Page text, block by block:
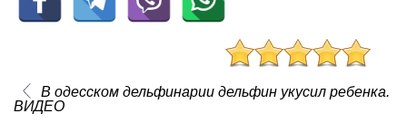
В одесском дельфинарии дельфин укусил ребенка.
ВИДЕО